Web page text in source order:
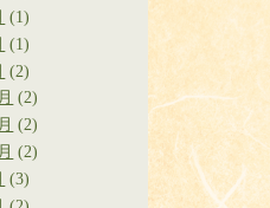
(1)
(1)
(2)
(2)
(2)
(2)
(3)